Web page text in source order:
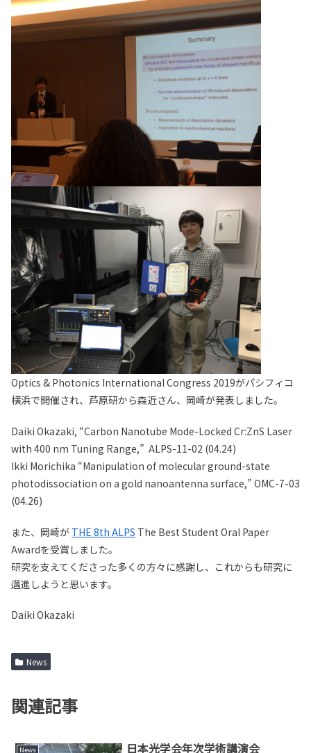
Optics & Photonics International Congress 2019がパシフィコ
横浜で開催され、芦原研から森近さん、岡崎が発表しました。
Daiki Okazaki, “Carbon Nanotube Mode-Locked Cr:ZnS Laser
with 400 nm Tuning Range,” ALPS-11-02 (04.24)
Ikki Morichika “Manipulation of molecular ground-state
photodissociation on a gold nanoantenna surface,” OMC-7-03
(04.26)
また、岡崎が THE 8th ALPS The Best Student Oral Paper
Awardを受賞しました。
研究を支えてくださった多くの方々に感謝し、これからも研究に
邁進しようと思います。
Daiki Okazaki
News
関連記事
News
日本光学会年次学術講演会